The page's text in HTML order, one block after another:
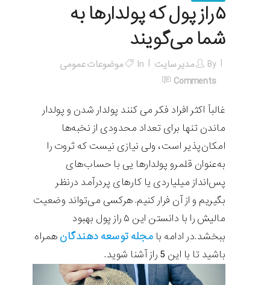
۵ راز پول که پولدارها به‌
شما می‌گویند
By مدیر سایت In
موضوعات عمومی
Comments
غالباً اکثر افراد فکر می کنند پولدار شدن و پولدار
ماندن تنها برای تعداد محدودی از نخبه‌ها
امکان‌پذیر است، ولی نیازی نیست که ثروت را
به‌عنوان قلمرو پولدارها یی با حساب‌های
پس‌انداز میلیاردی یا کارهای پردرآمد درنظر
بگیریم و از آن فرار کنیم. هرکسی می‌تواند وضعیت
مالیش را با دانستن این ۵ راز پول بهبود
ببخشد.در ادامه با مجله توسعه دهندگان همراه
باشید تا با این 5 راز آشنا شوید.